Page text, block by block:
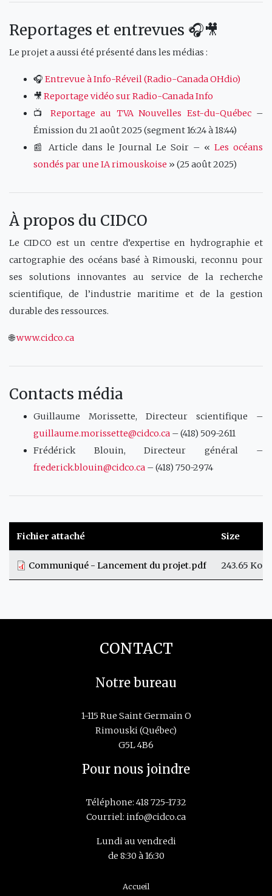
Reportages et entrevues 🎧🎥
Le projet a aussi été présenté dans les médias :
🎧 Entrevue à Info-Réveil (Radio-Canada OHdio)
🎥 Reportage vidéo sur Radio-Canada Info
📺 Reportage au TVA Nouvelles Est-du-Québec–
Émission du 21 août 2025 (segment 16:24 à 18:44)
📰 Article dans le Journal Le Soir – « Les océans
sondés par une IA rimouskoise » (25 août 2025)
À propos du CIDCO
Le CIDCO est un centre d’expertise en hydrographie et
cartographie des océans basé à Rimouski, reconnu pour
ses solutions innovantes au service de la recherche
scientifique, de l’industrie maritime et de la gestion
durable des ressources.
🌐www.cidco.ca
Contacts média
Guillaume Morissette, Directeur scientifique –
guillaume.morissette@cidco.ca – (418) 509-2611
Frédérick Blouin, Directeur général –
frederick.blouin@cidco.ca – (418) 750-2974
Fichier attaché Size
Communiqué - Lancement du projet.pdf 243.65 Ko
CONTACT
Notre bureau
1-115 Rue Saint Germain O
Rimouski (Québec)
G5L 4B6
Pour nous joindre
Téléphone: 418 725-1732
Courriel: info@cidco.ca
Lundi au vendredi
de 8:30 à 16:30
Accueil